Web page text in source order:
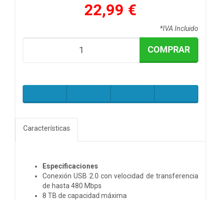
22,99 €
*IVA Incluido
COMPRAR
Características
Especificaciones
Conexión USB 2.0 con velocidad de transferencia
de hasta 480 Mbps
8 TB de capacidad máxima